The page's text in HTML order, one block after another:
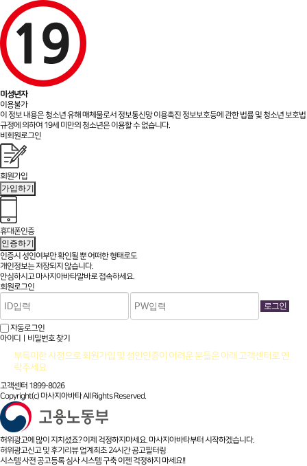
미성년자
이용불가
이 정보 내용은 청소년 유해 매체물로서 정보통신망 이용촉진 정보보호등에 관한 법률 및 청소년 보호법
규정에 의하여 19세 미만의 청소년은 이용할 수 없습니다.
비회원로그인
회원가입
가입하기
휴대폰인증
인증하기
인증시 성인여부만 확인될 뿐어떠한 형태로도
개인정보는 저장되지 않습니다.
안심하시고 마사지아바타알바로 접속하세요.
회원로그인
자동로그인
아이디ㅣ비밀번호 찾기
부득이한 사정으로 회원가입 및 성인인증이 어려운 분들은 아래 고객센터로 연
락주세요
고객센터 1899-8026
Copyright(c) 마사지아바타 All Rights Reserved.
허위광고에 많이 지치셨죠? 이제 걱정하지마세요. 마사지아바타부터 시작하겠습니다.
허위광고신고 및 후기리뷰 업계최초 24시간 공고필터링
시스템 사전 공고등록 심사 시스템 구축 이젠 걱정하지 마세요!!